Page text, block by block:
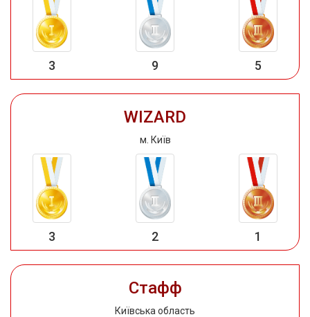
3 9 5
WIZARD
м. Київ
3 2 1
Стафф
Київська область